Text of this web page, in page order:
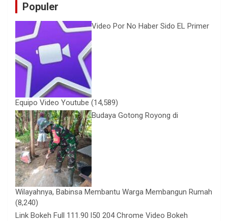
Populer
Video Por No Haber Sido EL Primer
Equipo Video Youtube (14,589)
Budaya Gotong Royong di
Wilayahnya, Babinsa Membantu Warga Membangun Rumah
(8,240)
Link Bokeh Full 111.90 l50 204 Chrome Video Bokeh